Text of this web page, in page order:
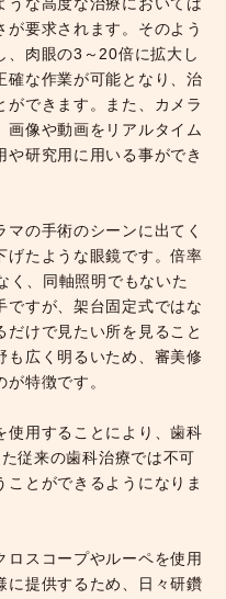
うな高度な治療においては
要求されます。そのよう
、肉眼の3～20倍に拡大し
確な作業が可能となり、治
ができます。また、カメラ
画像や動画をリアルタイム
や研究用に用いる事ができ
の手術のシーンに出てく
げたような眼鏡です。倍率
く、同軸照明でもないた
ですが、架台固定式ではな
だけで見たい所を見ること
も広く明るいため、審美修
特徴です。
使用することにより、歯科
従来の歯科治療では不可
とができるようになりま
ロスコープやルーペを使用
に提供するため、日々研鑽